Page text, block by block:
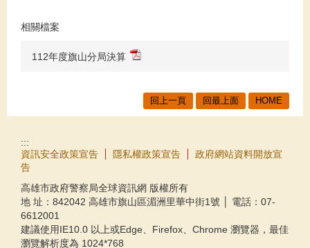
相關檔案
112年度旗山分局決算
回上一頁 回最上面 HOME
:::
資訊安全政策宣告
隱私權政策宣告
政府網站資料開放宣
告
高雄市政府警察局全球資訊網 版權所有
地 址：842042 高雄市旗山區湄洲里華中街1號 │ 電話：07-
6612001
建議使用IE10.0 以上或Edge、Firefox、Chrome 瀏覽器，最佳
瀏覽解析度為 1024*768